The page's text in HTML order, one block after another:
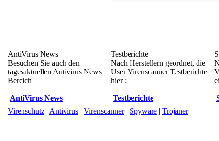
AntiVirus News
Besuchen Sie auch den
tagesaktuellen Antivirus News
Bereich
AntiVirus News
Testberichte
Nach Herstellern geordnet, die
User Virenscanner Testberichte
hier :
Testberichte
Virenschutz | Antivirus | Virenscanner| Spyware | Trojaner